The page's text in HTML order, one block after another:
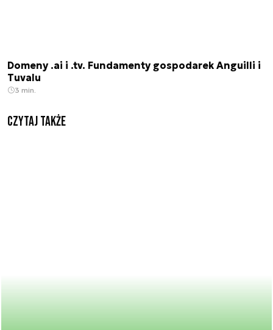
Domeny .ai i .tv. Fundamenty gospodarek Anguilli i
Tuvalu
3 min.
Czytaj także